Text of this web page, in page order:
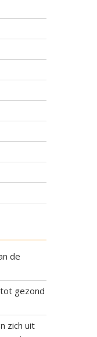
de
gezond
zich uit